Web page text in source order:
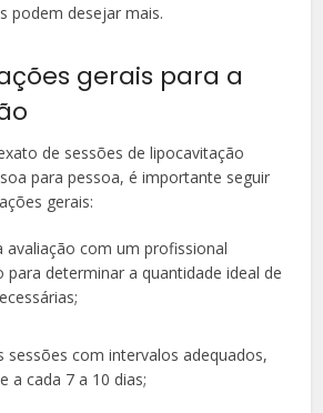
podem desejar mais.
gerais para a
de sessões de lipocavitação
para pessoa, é importante seguir
gerais:
avaliação com um profissional
para determinar a quantidade ideal de
sessões com intervalos adequados,
a cada 7 a 10 dias;